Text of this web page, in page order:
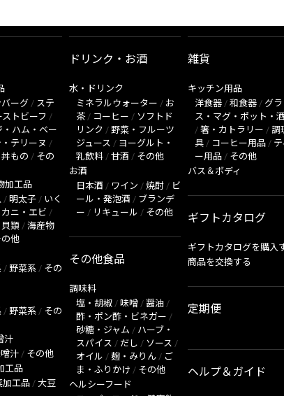
ーグ / ステ
トビーフ /
・ハム・ベー
テリーヌ /
丼もの / その
加工品
/ 明太子 / いく
カニ・エビ /
類 / 海産物
の他
/ 野菜系 / その
/ 野菜系 / その
汁
汁 / その他
工品
加工品 / 大豆
ドリンク・お酒
水・ドリンク
ミネラルウォーター / お
茶 / コーヒー / ソフトド
リンク / 野菜・フルーツ
ジュース / ヨーグルト・
乳飲料 / 甘酒 / その他
お酒
日本酒 / ワイン / 焼酎 / ビ
ール・発泡酒 / ブランデ
ー / リキュール / その他
その他食品
調味料
塩・胡椒 / 味噌 / 醤油 /
酢・ポン酢・ビネガー /
砂糖・ジャム / ハーブ・
スパイス / だし / ソース /
オイル / 麹・みりん / ご
ま・ふりかけ / その他
ヘルシーフード
雑貨
キッチン用品
洋食器 / 和食器 / グラ
ス・マグ・ポット・
/ 箸・カトラリー / 調
具 / コーヒー用品 /
ー用品 / その他
バス＆ボディ
ギフトカタログ
ギフトカタログを購入
商品を交換する
定期便
ヘルプ＆ガイド